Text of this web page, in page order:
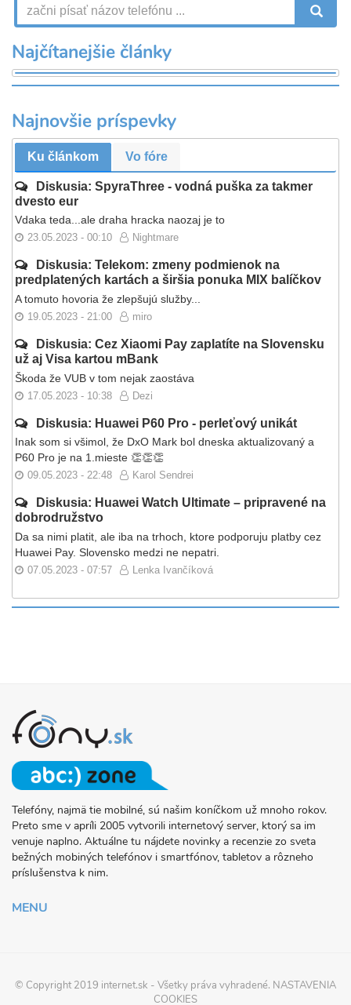
Najčítanejšie články
Najnovšie príspevky
Ku článkom Vo fóre
Diskusia: SpyraThree - vodná puška za takmer
dvesto eur
Vdaka teda...ale draha hracka naozaj je to
23.05.2023 - 00:10 Nightmare
Diskusia: Telekom: zmeny podmienok na
predplatených kartách a širšia ponuka MIX balíčkov
A tomuto hovoria že zlepšujú služby...
19.05.2023 - 21:00 miro
Diskusia: Cez Xiaomi Pay zaplatíte na Slovensku
už aj Visa kartou mBank
Škoda že VUB v tom nejak zaostáva
17.05.2023 - 10:38 Dezi
Diskusia: Huawei P60 Pro - perleťový unikát
Inak som si všimol, že DxO Mark bol dneska aktualizovaný a
P60 Pro je na 1.mieste 👏👏👏
09.05.2023 - 22:48 Karol Sendrei
Diskusia: Huawei Watch Ultimate – pripravené na
dobrodružstvo
Da sa nimi platit, ale iba na trhoch, ktore podporuju platby cez
Huawei Pay. Slovensko medzi ne nepatri.
07.05.2023 - 07:57 Lenka Ivančíková
O
PROJEKTE
FONY.SK
Telefóny, najmä tie mobilné, sú našim koníčkom už mnoho rokov.
Preto sme v apríli 2005 vytvorili internetový server, ktorý sa im
venuje naplno. Aktuálne tu nájdete novinky a recenzie zo sveta
bežných mobiných telefónov i smartfónov, tabletov a rôzneho
príslušenstva k nim.
MENU
© Copyright 2019 internet.sk - Všetky práva vyhradené. NASTAVENIA
COOKIES